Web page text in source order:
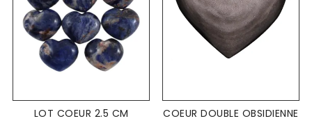
LOT COEUR 2.5 CM
COEUR DOUBLE OBSIDIENNE